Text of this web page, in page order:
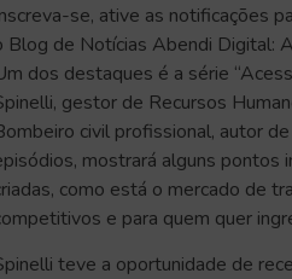
se, ative as notificações
Blog de Notícias Abendi Digital:
dos destaques é a série
gestor de Recursos
civil profissional, autor
mostrará alguns pontos
como está o mercado de
e para quem quer
teve a oportunidade de